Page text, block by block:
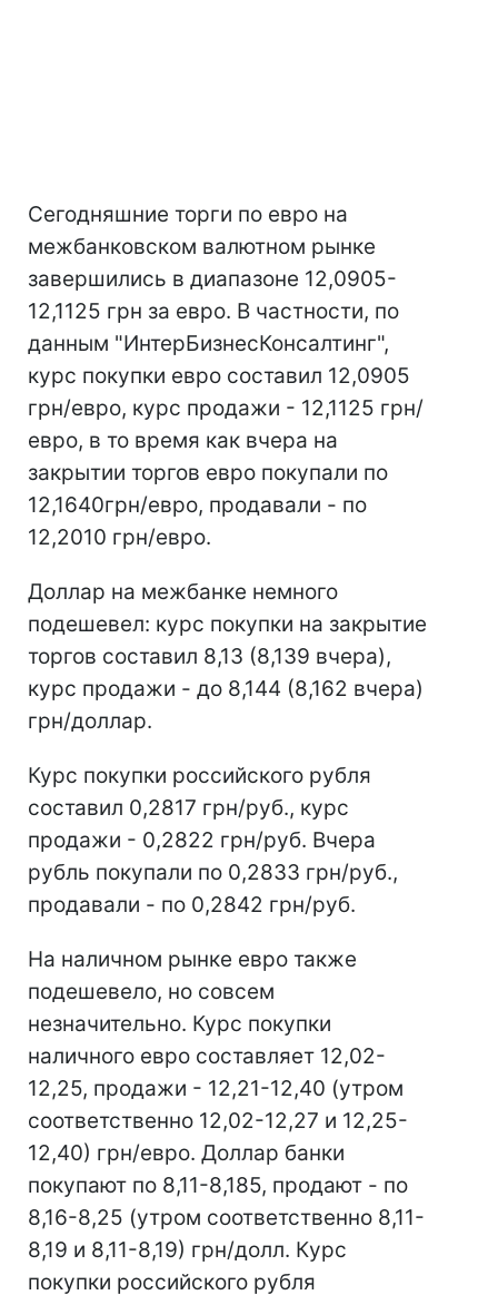
Сегодняшние торги по евро на
межбанковском валютном рынке
завершились в диапазоне 12,0905-
12,1125 грн за евро. В частности, по
данным "ИнтерБизнесКонсалтинг",
курс покупки евро составил 12,0905
грн/евро, курс продажи - 12,1125 грн/
евро, в то время как вчера на
закрытии торгов евро покупали по
12,1640грн/евро, продавали - по
12,2010 грн/евро.
Доллар на межбанке немного
подешевел: курс покупки на закрытие
торгов составил 8,13 (8,139 вчера),
курс продажи - до 8,144 (8,162 вчера)
грн/доллар.
Курс покупки российского рубля
составил 0,2817 грн/руб., курс
продажи - 0,2822 грн/руб. Вчера
рубль покупали по 0,2833 грн/руб.,
продавали - по 0,2842 грн/руб.
На наличном рынке евро также
подешевело, но совсем
незначительно. Курс покупки
наличного евро составляет 12,02-
12,25, продажи - 12,21-12,40 (утром
соответственно 12,02-12,27 и 12,25-
12,40) грн/евро. Доллар банки
покупают по 8,11-8,185, продают - по
8,16-8,25 (утром соответственно 8,11-
8,19 и 8,11-8,19) грн/долл. Курс
покупки российского рубля